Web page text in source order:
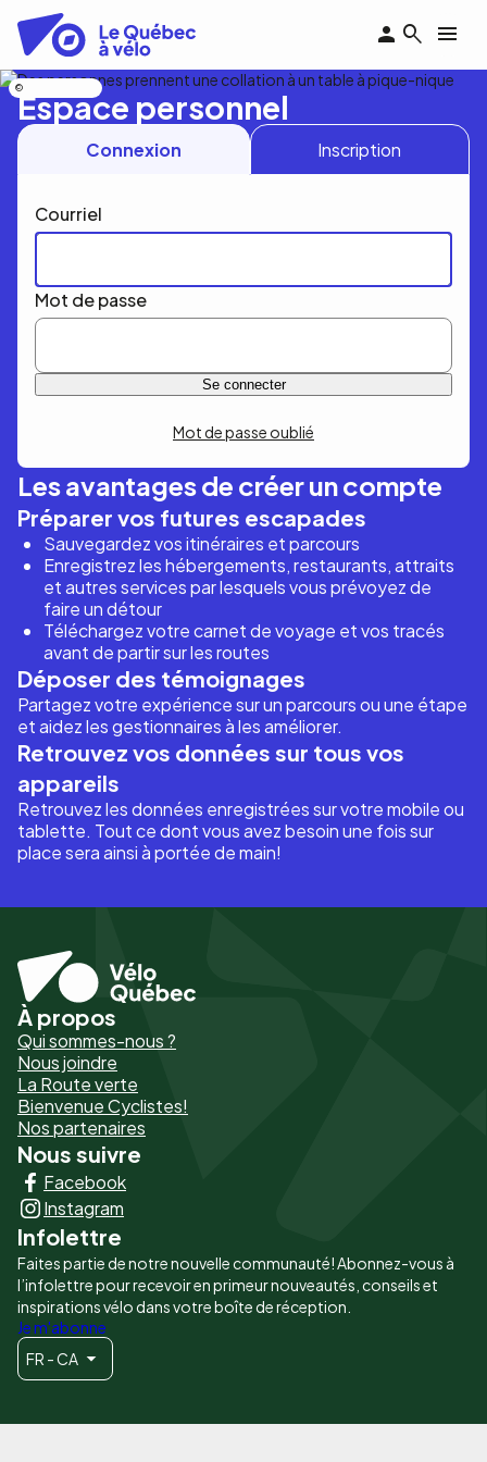
contenu
principal
Espace personnel
Connexion Inscription
Courriel
Mot de passe
Mot de passe oublié
Les avantages de créer un compte
Préparer vos futures escapades
Sauvegardez vos itinéraires et parcours
Enregistrez les hébergements, restaurants, attraits
et autres services par lesquels vous prévoyez de
faire un détour
Téléchargez votre carnet de voyage et vos tracés
avant de partir sur les routes
Déposer des témoignages
Partagez votre expérience sur un parcours ou une étape
et aidez les gestionnaires à les améliorer.
Retrouvez vos données sur tous vos
appareils
Retrouvez les données enregistrées sur votre mobile ou
tablette. Tout ce dont vous avez besoin une fois sur
place sera ainsi à portée de main!
Pied
de
page
-
Liens
principaux
À propos
Qui sommes-nous ?
Nous joindre
La Route verte
Bienvenue Cyclistes!
Nos partenaires
Nous suivre
Facebook
Instagram
Infolettre
Faites partie de notre nouvelle communauté! Abonnez-vous à
l’infolettre pour recevoir en primeur nouveautés, conseils et
inspirations vélo dans votre boîte de réception.
Je m'abonne
FR - CA